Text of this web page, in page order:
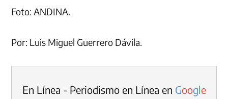
Foto: ANDINA.
Por: Luis Miguel Guerrero Dávila.
En Línea - Periodismo en Línea en Google